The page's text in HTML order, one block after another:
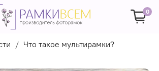
0
Что такое мультирамки?